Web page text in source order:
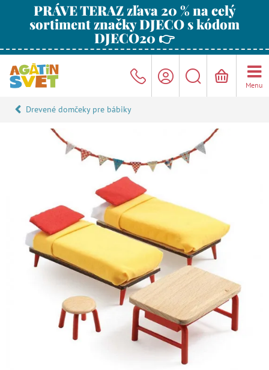
PRÁVE TERAZ zľava 20 % na celý
sortiment značky DJECO s kódom
DJECO20 👉
Menu
Drevené domčeky pre bábiky